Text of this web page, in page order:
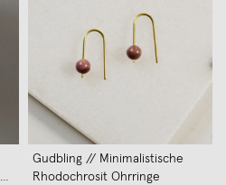
Gudbling // Minimalistische
Rhodochrosit Ohrringe